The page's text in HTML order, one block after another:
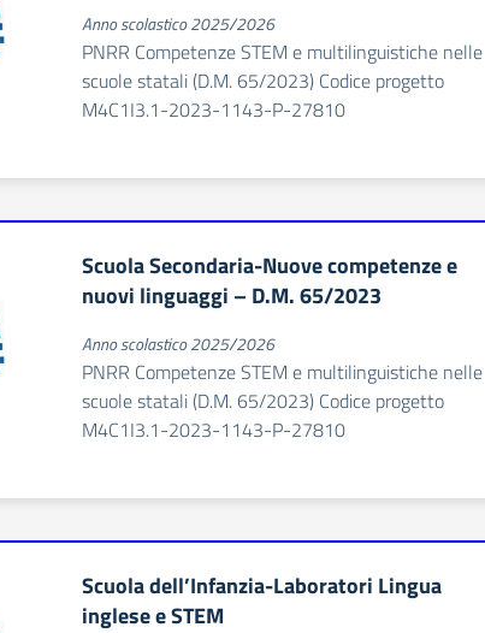
Anno scolastico 2025/2026
PNRR Competenze STEM e multilinguistiche nelle
scuole statali (D.M. 65/2023) Codice progetto
M4C1I3.1-2023-1143-P-27810
Scuola Secondaria-Nuove competenze e
nuovi linguaggi – D.M. 65/2023
Anno scolastico 2025/2026
PNRR Competenze STEM e multilinguistiche nelle
scuole statali (D.M. 65/2023) Codice progetto
M4C1I3.1-2023-1143-P-27810
Scuola dell’Infanzia-Laboratori Lingua
inglese e STEM